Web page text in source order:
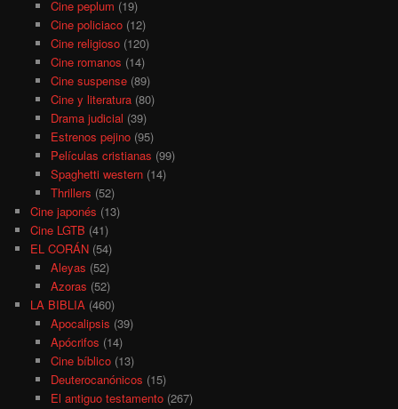
Cine peplum (19)
Cine policiaco(12)
Cine religioso(120)
Cine romanos (14)
Cine suspense(89)
Cine y literatura(80)
Drama judicial (39)
Estrenos pejino(95)
Películas cristianas (99)
Spaghetti western(14)
Thrillers (52)
Cine japonés (13)
Cine LGTB (41)
EL CORÁN (54)
Aleyas (52)
Azoras (52)
LA BIBLIA (460)
Apocalipsis (39)
Apócrifos (14)
Cine bíblico(13)
Deuterocanónicos (15)
El antiguo testamento(267)